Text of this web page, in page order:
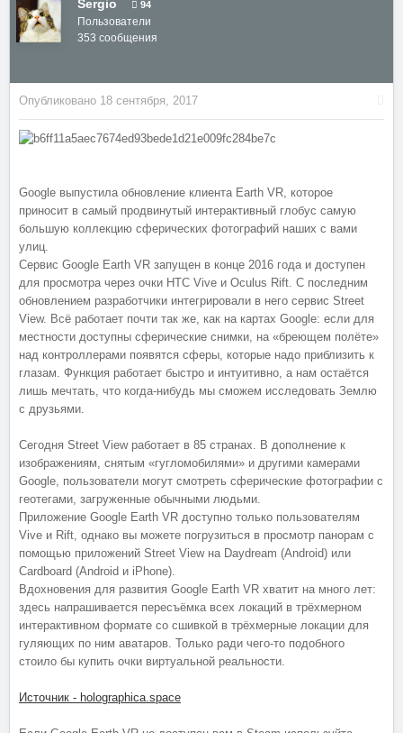
Sergio 94
Пользователи
353 сообщения
Опубликовано 18 сентября, 2017
Google выпустила обновление клиента Earth VR, которое
приносит в самый продвинутый интерактивный глобус самую
большую коллекцию сферических фотографий наших с вами
улиц.
Сервис Google Earth VR запущен в конце 2016 года и доступен
для просмотра через очки HTC Vive и Oculus Rift. С последним
обновлением разработчики интегрировали в него сервис Street
View. Всё работает почти так же, как на картах Google: если для
местности доступны сферические снимки, на «бреющем полёте»
над контроллерами появятся сферы, которые надо приблизить к
глазам. Функция работает быстро и интуитивно, а нам остаётся
лишь мечтать, что когда-нибудь мы сможем исследовать Землю
с друзьями.
Сегодня Street View работает в 85 странах. В дополнение к
изображениям, снятым «гугломобилями» и другими камерами
Google, пользователи могут смотреть сферические фотографии с
геотегами, загруженные обычными людьми.
Приложение Google Earth VR доступно только пользователям
Vive и Rift, однако вы можете погрузиться в просмотр панорам с
помощью приложений Street View на Daydream (Android) или
Cardboard (Android и iPhone).
Вдохновения для развития Google Earth VR хватит на много лет:
здесь напрашивается пересъёмка всех локаций в трёхмерном
интерактивном формате со сшивкой в трёхмерные локации для
гуляющих по ним аватаров. Только ради чего-то подобного
стоило бы купить очки виртуальной реальности.
Источник - holographica.space